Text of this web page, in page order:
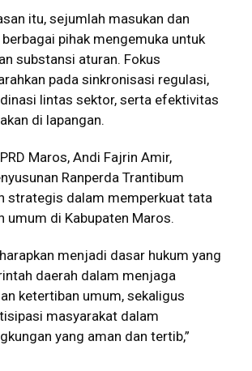
itu, sejumlah masukan dan
pihak mengemuka untuk
substansi aturan. Fokus
pada sinkronisasi regulasi,
lintas sektor, serta efektivitas
di lapangan.
Maros, Andi Fajrin Amir,
Ranperda Trantibum
strategis dalam memperkuat tata
umum di Kabupaten Maros.
menjadi dasar hukum yang
daerah dalam menjaga
ketertiban umum, sekaligus
masyarakat dalam
yang aman dan tertib,”